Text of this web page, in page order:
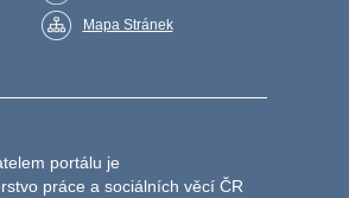
Mapa Stránek
portálu je
práce a sociálních věcí ČR